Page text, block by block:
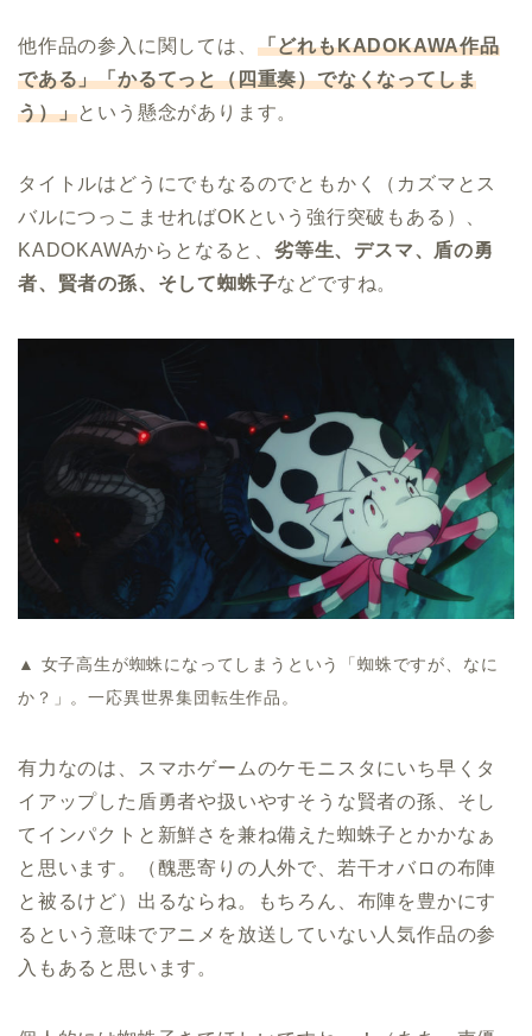
他作品の参入に関しては、 「どれもKADOKAWA作品
である」「かるてっと（四重奏）でなくなってしま
う）」という懸念があります。
タイトルはどうにでもなるのでともかく（カズマとス
バルにつっこませればOKという強行突破もある）、
KADOKAWAからとなると、 劣等生、デスマ、盾の勇
者、賢者の孫、そして蜘蛛子などですね。
▲ 女子高生が蜘蛛になってしまうという「蜘蛛ですが、なに
か？」。一応異世界集団転生作品。
有力なのは、スマホゲームのケモニスタにいち早くタ
イアップした盾勇者や扱いやすそうな賢者の孫、そし
てインパクトと新鮮さを兼ね備えた蜘蛛子とかかなぁ
と思います。（醜悪寄りの人外で、若干オバロの布陣
と被るけど）出るならね。もちろん、布陣を豊かにす
るという意味でアニメを放送していない人気作品の参
入もあると思います。